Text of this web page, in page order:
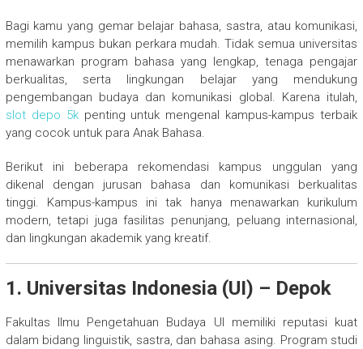
Bagi kamu yang gemar belajar bahasa, sastra, atau komunikasi,
memilih kampus bukan perkara mudah. Tidak semua universitas
menawarkan program bahasa yang lengkap, tenaga pengajar
berkualitas, serta lingkungan belajar yang mendukung
pengembangan budaya dan komunikasi global. Karena itulah,
slot depo 5kpenting untuk mengenal kampus-kampus terbaik
yang cocok untuk para Anak Bahasa.
Berikut ini beberapa rekomendasi kampus unggulan yang
dikenal dengan jurusan bahasa dan komunikasi berkualitas
tinggi. Kampus-kampus ini tak hanya menawarkan kurikulum
modern, tetapi juga fasilitas penunjang, peluang internasional,
dan lingkungan akademik yang kreatif.
1. Universitas Indonesia (UI) – Depok
Fakultas Ilmu Pengetahuan Budaya UI memiliki reputasi kuat
dalam bidang linguistik, sastra, dan bahasa asing. Program studi